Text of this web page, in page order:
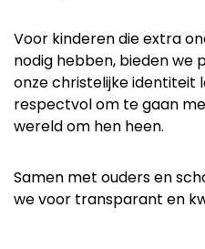
Voor kinderen die extra
nodig hebben, bieden we
onze christelijke identiteit
respectvol om te gaan
wereld om hen heen.
Samen met ouders en
we voor transparant en